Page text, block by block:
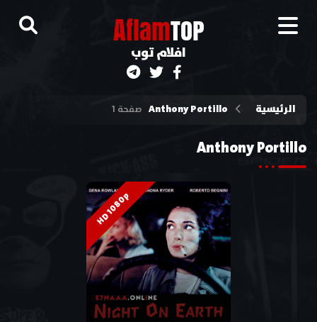
AflamTOP
افلام توب
الرئيسية Anthony Portillo صفحة 1
Anthony Portillo
HD 1080p